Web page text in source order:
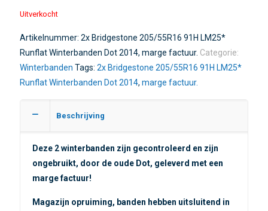
Uitverkocht
Artikelnummer: 2x Bridgestone 205/55R16 91H LM25*
Runflat Winterbanden Dot 2014, marge factuur. Categorie:
Winterbanden Tags: 2x Bridgestone 205/55R16 91H LM25*
Runflat Winterbanden Dot 2014, marge factuur.
Beschrijving
Deze 2 winterbanden zijn gecontroleerd en zijn
ongebruikt, door de oude Dot, geleverd met een
marge factuur!
Magazijn opruiming, banden hebben uitsluitend in